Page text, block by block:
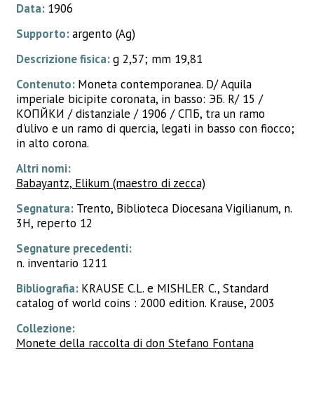
Data: 1906
Supporto:argento (Ag)
Descrizione fisica:g 2,57; mm 19,81
Contenuto: Moneta contemporanea. D/ Aquila
imperiale bicipite coronata, in basso: ЭБ. R/ 15 /
КОПѢЙКИ / distanziale / 1906 / СПБ, tra un ramo
d'ulivo e un ramo di quercia, legati in basso con fiocco;
in alto corona.
Altri nomi:
Babayantz, Elikum (maestro di zecca)
Segnatura: Trento, Biblioteca Diocesana Vigilianum, n.
3H, reperto 12
Segnature precedenti:
n. inventario 1211
Bibliografia: KRAUSE C.L. e MISHLER C., Standard
catalog of world coins : 2000 edition. Krause, 2003
Collezione:
Monete della raccolta di don Stefano Fontana